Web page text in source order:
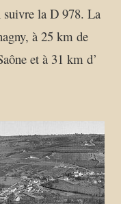
suivre la D 978. La
à 25 km de
et à 31 km d’